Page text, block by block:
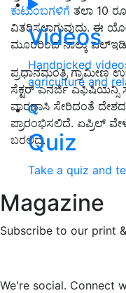
Videos
Handpicked
agriculture and
Quiz
Take a quiz and
Magazine
Subscribe to our print
We're social. Connect
ಕುಟುಂಬಗಳಿಗೆ ತಲಾ 10
ವಿತರಿಸಲಾಗುವುದು. ಈ
ಮೂರರಿಂದ ನಾಲ್ಕು ಎಲ್‌ಇಡಿ
ಪ್ರಧಾನಮಂತ್ರಿ ಗ್ರಾಮೀಣ
ಸೆಕ್ಟರ್ ಎನರ್ಜಿ
ವಾರಣಾಸಿ ಸೇರಿದಂತೆ
ಪ್ರಾರಂಭಿಸಲಿದೆ. ಏಪ್ರಿಲ್
ಬರಲಿದೆ.